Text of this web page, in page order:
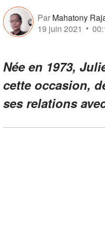
Par Mahatony
19 juin 2021
Née en 1973,
cette occasion,
ses relations